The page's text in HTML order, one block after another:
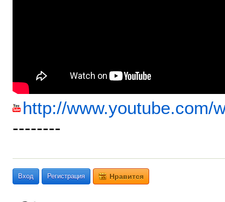
http://www.youtube.com/
--------
Вход Регистрация Нравится